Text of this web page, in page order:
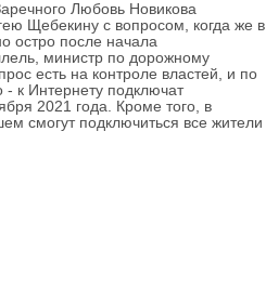
Любовь Новикова
Щебекину с вопросом, когда же в
остро после начала
министр по дорожному
есть на контроле властей, и по
к Интернету подключат
2021 года. Кроме того, в
смогут подключиться все жители